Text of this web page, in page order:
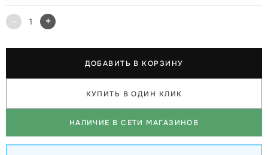
- 1 +
ДОБАВИТЬ В КОРЗИНУ
КУПИТЬ В ОДИН КЛИК
НАЛИЧИЕ В СЕТИ МАГАЗИНОВ